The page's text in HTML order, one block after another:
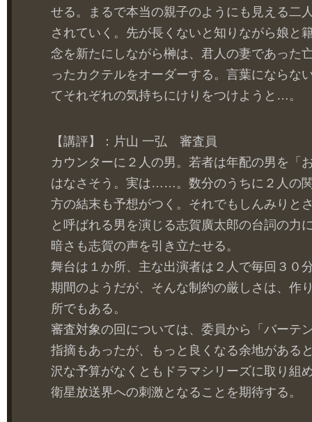
せる。まるで本当の親子のようにも見える二
されていく。先が長くないと知りながら娘と
念を新たにしながら榊は、君人の妻であった
ったカクテルをオーダーする。言葉にならな
てそれぞれの気持ちにけりをつけようと…。
【講評】：片山 一弘 審査員
カウンターに２人の男。若者は年配の男を「
はなさそう。実は……。数分のうちに２人の
方の結末も予想がつく。それでもしんみりと
と呼ばれる男を演じる志賀廣太郎の台詞の力
暗さも志賀の声を引き立たせる。
舞台は１か所、主な出演者は２人で毎回３０
期間のようだが、そんな制約の厳しさは、作
所でもある。
審査対象の回については、委員から「バーテ
指摘もあったが、もっと良くなる余地がある
沢な予算がなくともドラマシリーズに取り組
衛星放送界への刺激となることを期待する。